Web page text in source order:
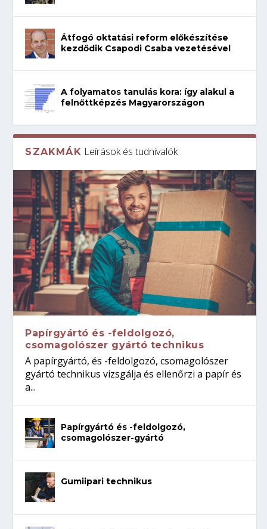
Átfogó oktatási reform előkészítése
kezdődik Csapodi Csaba vezetésével
A folyamatos tanulás kora: így alakul a
felnőttképzés Magyarországon
SZAKMÁK Leírások és tudnivalók
Papírgyártó és -feldolgozó,
csomagolószer gyártó technikus
A papírgyártó, és -feldolgozó, csomagolószer
gyártó technikus vizsgálja és ellenőrzi a papír és
a...
Papírgyártó és -feldolgozó,
csomagolószer-gyártó
Gumiipari technikus